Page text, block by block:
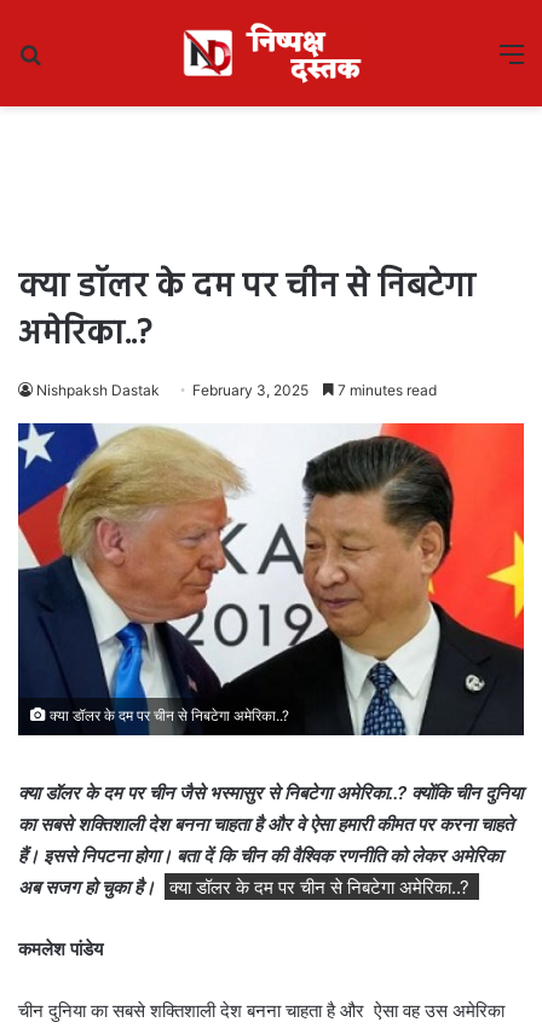
क्या डॉलर के दम पर चीन से निबटेगा
अमेरिका..?
Nishpaksh Dastak February 3, 2025 7 minutes read
क्या डॉलर के दम पर चीन से निबटेगा अमेरिका..?
क्या डॉलर के दम पर चीन जैसे भस्मासुर से निबटेगा अमेरिका..? क्योंकि चीन दुनिया
का सबसे शक्तिशाली देश बनना चाहता है और वे ऐसा हमारी कीमत पर करना चाहते
हैं। इससे निपटना होगा। बता दें कि चीन की वैश्विक रणनीति को लेकर अमेरिका
अब सजग हो चुका है।
क्या डॉलर के दम पर चीन से निबटेगा अमेरिका..?
कमलेश पांडेय
चीन दुनिया का सबसे शक्तिशाली देश बनना चाहता है और ऐसा वह उस अमेरिका